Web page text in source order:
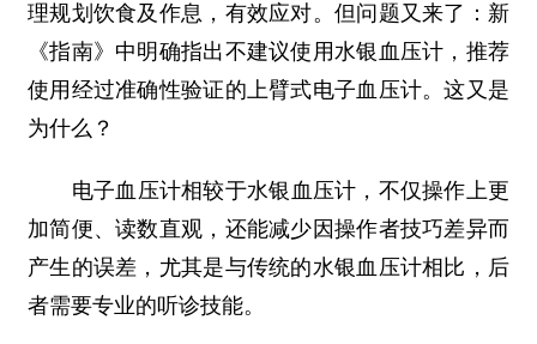
理规划饮食及作息，有效应对。但问题又来了：新
《指南》中明确指出不建议使用水银血压计，推荐
使用经过准确性验证的上臂式电子血压计。这又是
为什么？
电子血压计相较于水银血压计，不仅操作上更
加简便、读数直观，还能减少因操作者技巧差异而
产生的误差，尤其是与传统的水银血压计相比，后
者需要专业的听诊技能。